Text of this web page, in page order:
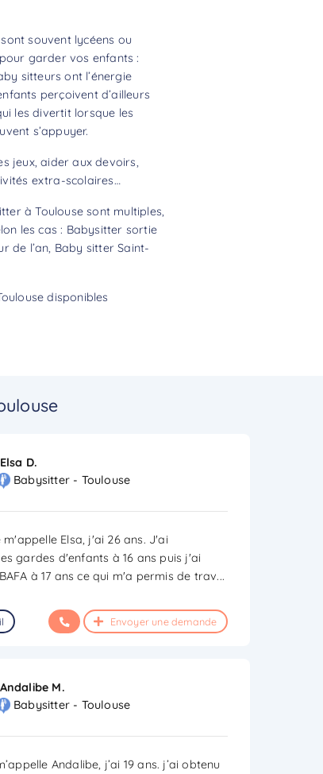
souvent lycéens ou
garder vos enfants :
sitteurs ont l’énergie
perçoivent d’ailleurs
les divertit lorsque les
s’appuyer.
jeux, aider aux devoirs,
extra-scolaires…
à Toulouse sont multiples,
les cas : Babysitter sortie
de l’an, Baby sitter Saint-
disponibles
Elsa D.
Babysitter - Toulouse
m'appelle Elsa, j'ai 26 ans. J'ai
gardes d'enfants à 16 ans puis j'ai
à 17 ans ce qui m'a permis de trav...
Envoyer une demande
Andalibe M.
Babysitter - Toulouse
Andalibe, j’ai 19 ans. j’ai obtenu